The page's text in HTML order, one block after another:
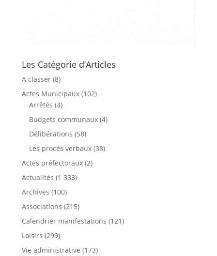
Les Catégorie d’Articles
A classer(8)
Actes Municipaux(102)
Arrêtés (4)
Budgets communaux(4)
Délibérations (58)
Les procés verbaux(38)
Actes préfectoraux(2)
Actualités (1 333)
Archives (100)
Associations (215)
Calendrier manifestations (121)
Loisirs (299)
Vie administrative (173)